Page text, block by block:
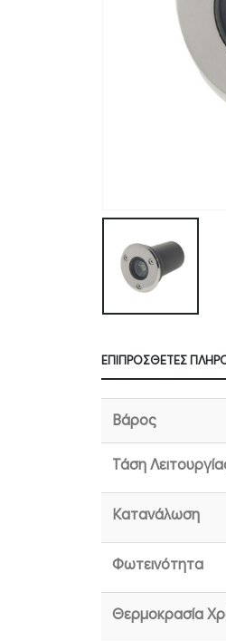
ΕΠΙΠΡΌΣΘΕΤΕΣ
Βάρος
Τάση
Κατανάλωση
Φωτεινότητα
Θερμοκρασία